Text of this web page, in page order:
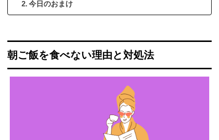
今日のおまけ
朝ご飯を食べない理由と対処法